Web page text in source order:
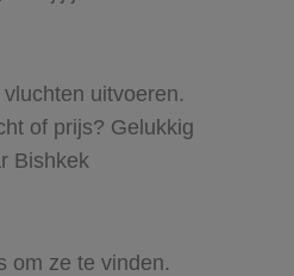
uitvoeren.
of prijs? Gelukkig
Bishkek
om ze te vinden.